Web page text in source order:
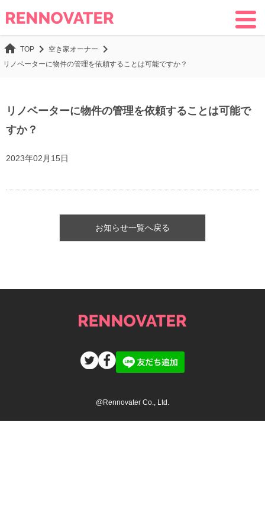
home TOP chevron_right 空き家オーナー chevron_right
リノベーターに物件の管理を依頼することは可能ですか？
リノベーターに物件の管理を依頼することは可能で
すか？
2023年02月15日
お知らせ一覧へ戻る
@Rennovater Co., Ltd.